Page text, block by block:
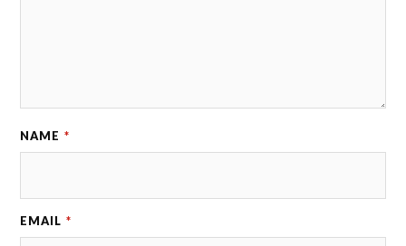
NAME *
EMAIL *